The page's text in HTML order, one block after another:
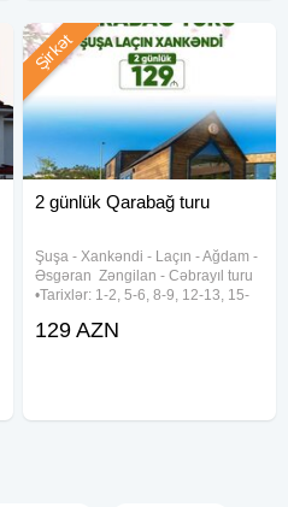
2 günlük Qarabağ turu
Şuşa ︎- Xankəndi ︎- Laçın ︎- Ağdam ︎-
Əsgəran ︎ Zəngilan ︎- Cəbrayıl turu
•Tarixlər: 1-2, 5-6, 8-9, 12-13, 15-
Avqust •Qiymətlər: ✓Laçında
Şirkət
129 AZN